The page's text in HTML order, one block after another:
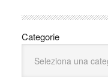
Categorie